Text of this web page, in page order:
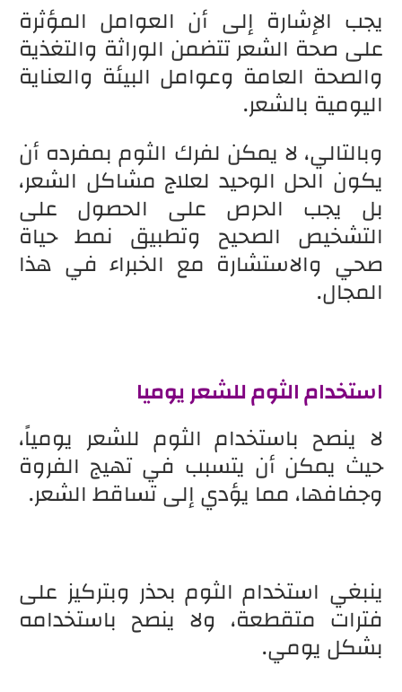
يجب الإشارة إلى أن العوامل المؤثرة
على صحة الشعر تتضمن الوراثة والتغذية
والصحة العامة وعوامل البيئة والعناية
اليومية بالشعر.
وبالتالي، لا يمكن لفرك الثوم بمفرده أن
يكون الحل الوحيد لعلاج مشاكل الشعر،
بل يجب الحرص على الحصول على
التشخيص الصحيح وتطبيق نمط حياة
صحي والاستشارة مع الخبراء في هذا
المجال.
استخدام الثوم للشعر يوميا
لا ينصح باستخدام الثوم للشعر يومياً،
حيث يمكن أن يتسبب في تهيج الفروة
وجفافها، مما يؤدي إلى تساقط الشعر.
ينبغي استخدام الثوم بحذر وبتركيز على
فترات متقطعة، ولا ينصح باستخدامه
بشكل يومي.